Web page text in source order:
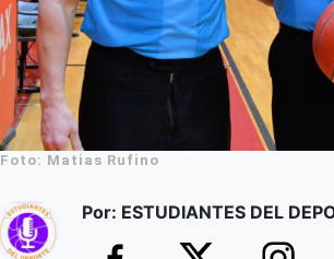
Foto: Matias Rufino
Por: ESTUDIANTES DEL